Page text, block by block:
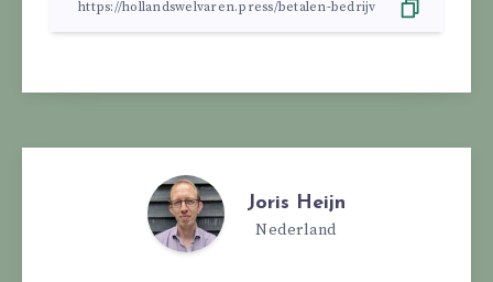
Joris Heijn
Nederland